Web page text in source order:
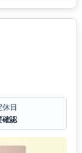
休日
確認